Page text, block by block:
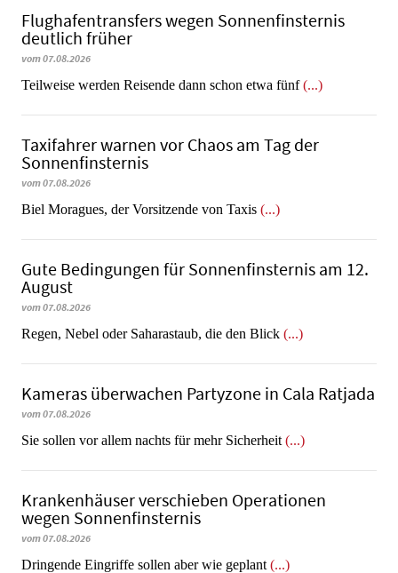
Flughafentransfers wegen Sonnenfinsternis
deutlich früher
vom 07.08.2026
Teilweise werden Reisende dann schon etwa fünf(...)
Taxifahrer warnen vor Chaos am Tag der
Sonnenfinsternis
vom 07.08.2026
​​​​​​​Biel Moragues, der Vorsitzende von Taxis (...)
Gute Bedingungen für Sonnenfinsternis am 12.
August
vom 07.08.2026
Regen, Nebel oder Saharastaub, die den Blick (...)
Kameras überwachen Partyzone in Cala Ratjada
vom 07.08.2026
Sie sollen vor allem nachts für mehr Sicherheit (...)
Krankenhäuser verschieben Operationen
wegen Sonnenfinsternis
vom 07.08.2026
Dringende Eingriffe sollen aber wie geplant (...)